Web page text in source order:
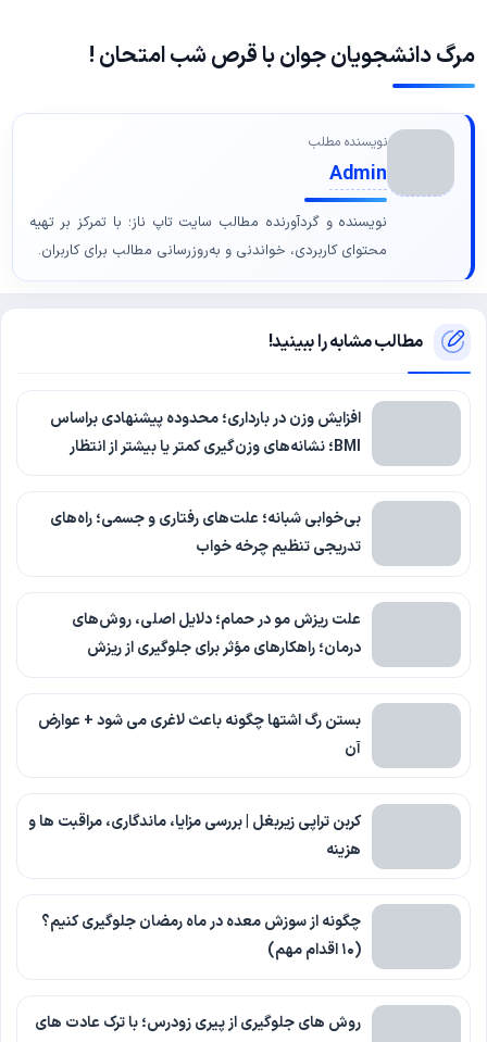
مرگ دانشجویان جوان با قرص شب امتحان !
نویسنده مطلب
Admin
نویسنده و گردآورنده مطالب سایت تاپ ناز؛ با تمرکز بر تهیه
محتوای کاربردی، خواندنی و به‌روزرسانی مطالب برای کاربران.
مطالب مشابه را ببینید!
افزایش وزن در بارداری؛ محدوده پیشنهادی براساس
BMI؛ نشانه‌های وزن‌گیری کمتر یا بیشتر از انتظار
بی‌خوابی شبانه؛ علت‌های رفتاری و جسمی؛ راه‌های
تدریجی تنظیم چرخه خواب
علت ریزش مو در حمام؛ دلایل اصلی، روش‌های
درمان؛ راهکارهای مؤثر برای جلوگیری از ریزش
بستن رگ اشتها چگونه باعث لاغری می شود + عوارض
آن
کربن تراپی زیربغل | بررسی مزایا، ماندگاری، مراقبت ها و
هزینه
چگونه از سوزش معده در ماه رمضان جلوگیری کنیم؟
(۱۰ اقدام مهم)
روش های جلوگیری از پیری زودرس؛ با ترک عادت های